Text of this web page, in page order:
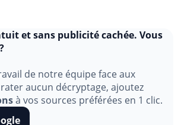
et sans publicité cachée. Vous
de notre équipe face aux
aucun décryptage, ajoutez
à vos sources préférées en 1 clic.